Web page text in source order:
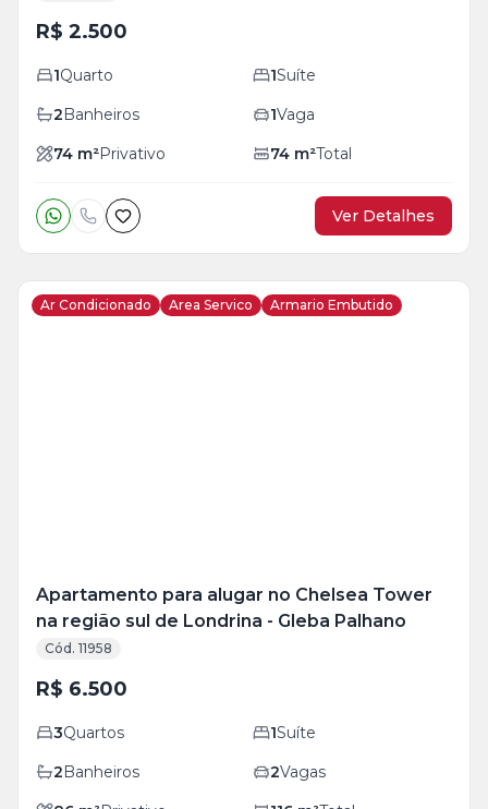
R$ 2.500
1Quarto 1Suíte
2Banheiros 1Vaga
74 m²Privativo 74 m²Total
Ver Detalhes
Ar Condicionado Area Servico Armario Embutido
Apartamento para alugar no Chelsea Tower
na região sul de Londrina - Gleba Palhano
Cód. 11958
R$ 6.500
3Quartos 1Suíte
2Banheiros 2Vagas